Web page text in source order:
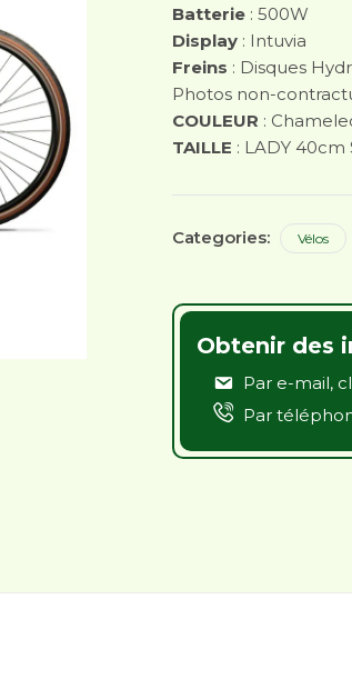
€3099.99.
Batterie : 500W
Display : Intuvia
Freins : Disques
Photos non-
COULEUR :
TAILLE : LADY 40cm
Categories: Vélos
Obtenir des
Par e-mail,
Par